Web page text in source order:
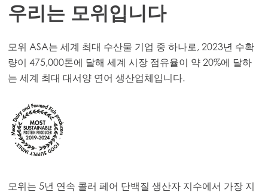
우리는 모위입니다
모위 ASA는 세계 최대 수산물 기업 중 하나로, 2023년 수확
량이 475,000톤에 달해 세계 시장 점유율이 약 20%에 달하
는 세계 최대 대서양 연어 생산업체입니다.
모위는 5년 연속 콜러 페어 단백질 생산자 지수에서 가장 지